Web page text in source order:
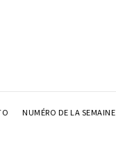
NUMÉRO DE LA SEMAINE